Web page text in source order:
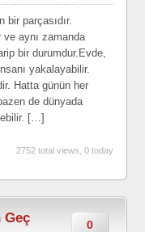
bir parçasıdır.
ve aynı zamanda
bir durumdur.Evde,
yakalayabilir.
Hatta günün her
de dünyada
[…]
2752 total views, 0 today
0
Geç